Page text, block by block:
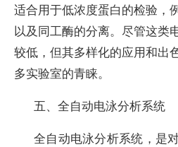
适合用于低浓度蛋白的检验，
以及同工酶的分离。尽管这类
较低，但其多样化的应用和出
多实验室的青睐。
五、全自动电泳分析系统
全自动电泳分析系统，是